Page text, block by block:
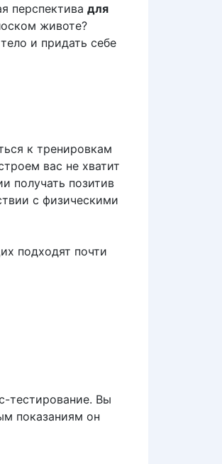
перспектива для
животе?
и придать себе
к тренировкам
вас не хватит
получать позитив
с физическими
подходят почти
тестирование. Вы
показаниям он